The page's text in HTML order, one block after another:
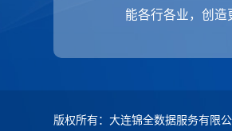
能各行各业，创造
版权所有：大连锦全数据服务有